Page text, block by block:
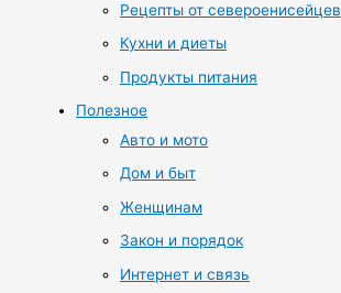
Рецепты от североенисейцев
Кухни и диеты
Продукты питания
Полезное
Авто и мото
Дом и быт
Женщинам
Закон и порядок
Интернет и связь